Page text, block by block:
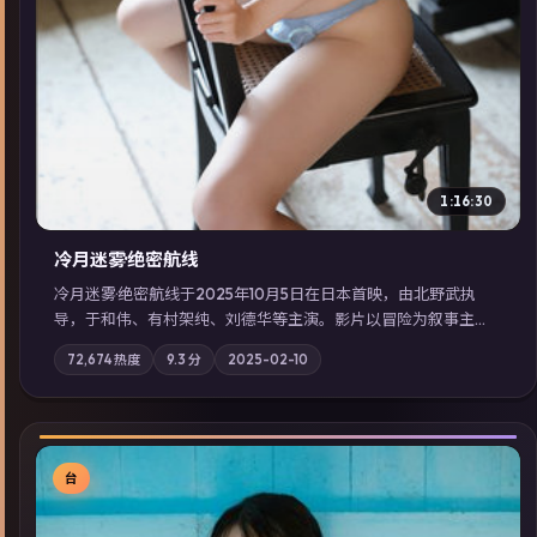
1:16:30
冷月迷雾·绝密航线
冷月迷雾·绝密航线于2025年10月5日在日本首映，由北野武执
导，于和伟、有村架纯、刘德华等主演。影片以冒险为叙事主
轴，记忆碎片重组后，主角发现自己从未活过“真实”的一天；摄
影与配乐强化地域气质；站内亦可通过「国产免费观看高清电视
剧在线看」延展检索同类型高分佳作，畅享高清在线追剧体验。
72,674热度 9.3 分 2025-02-10
台